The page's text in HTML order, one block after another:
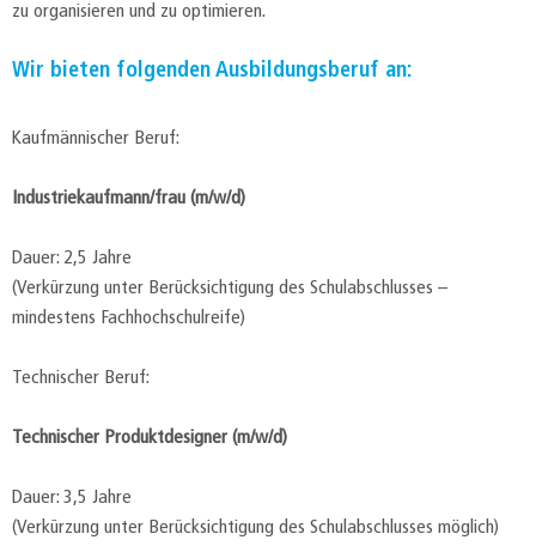
zu organisieren und zu optimieren.
Wir bieten folgenden Ausbildungsberuf an:
Kaufmännischer Beruf:
Industriekaufmann/frau (m/w/d)
Dauer: 2,5 Jahre
(Verkürzung unter Berücksichtigung des Schulabschlusses –
mindestens Fachhochschulreife)
Technischer Beruf:
Technischer Produktdesigner (m/w/d)
Dauer: 3,5 Jahre
(Verkürzung unter Berücksichtigung des Schulabschlusses möglich)